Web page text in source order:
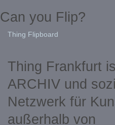
Can you Flip?
Thing Flipboard
Thing Frankfurt
ARCHIV und
Netzwerk für
außerhalb von